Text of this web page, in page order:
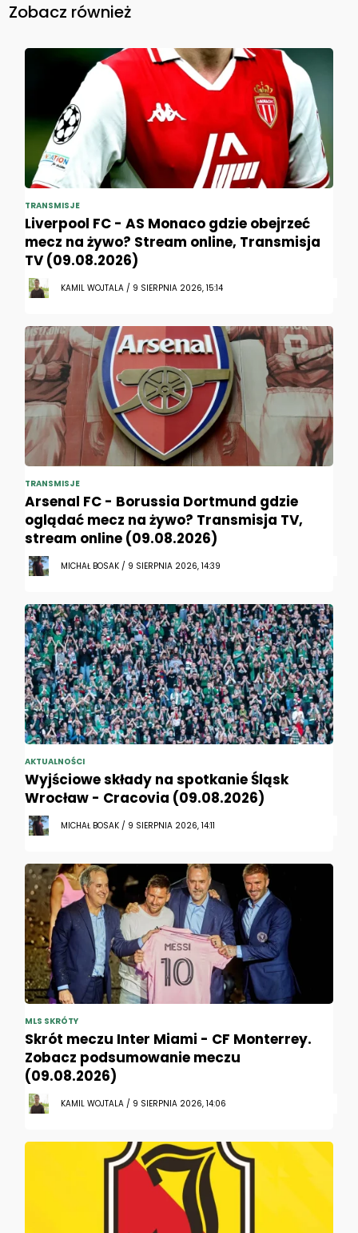
Zobacz również
TRANSMISJE
Liverpool FC - AS Monaco gdzie obejrzeć
mecz na żywo? Stream online, Transmisja
TV (09.08.2026)
KAMIL WOJTALA / 9 SIERPNIA 2026, 15:14
TRANSMISJE
Arsenal FC - Borussia Dortmund gdzie
oglądać mecz na żywo? Transmisja TV,
stream online (09.08.2026)
MICHAŁ BOSAK / 9 SIERPNIA 2026, 14:39
AKTUALNOŚCI
Wyjściowe składy na spotkanie Śląsk
Wrocław - Cracovia (09.08.2026)
MICHAŁ BOSAK / 9 SIERPNIA 2026, 14:11
MLS SKRÓTY
Skrót meczu Inter Miami - CF Monterrey.
Zobacz podsumowanie meczu
(09.08.2026)
KAMIL WOJTALA / 9 SIERPNIA 2026, 14:06